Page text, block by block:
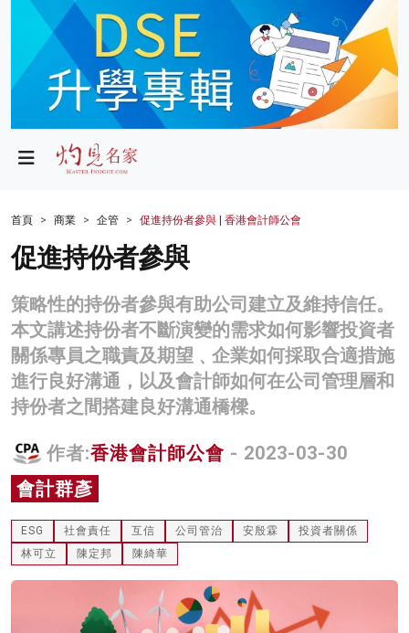
政局
財經
生活
商業
科技
影片
灼見活動
首頁 商業 企管 促進持份者參與 | 香港會計師公會
促進持份者參與
策略性的持份者參與有助公司建立及維持信任。
本文講述持份者不斷演變的需求如何影響投資者
關係專員之職責及期望﹑企業如何採取合適措施
進行良好溝通，以及會計師如何在公司管理層和
持份者之間搭建良好溝通橋樑。
作者:香港會計師公會 - 2023-03-30
會計群彥
ESG 社會責任 互信 公司管治 安殷霖
投資者關係
林可立
陳定邦 陳綺華